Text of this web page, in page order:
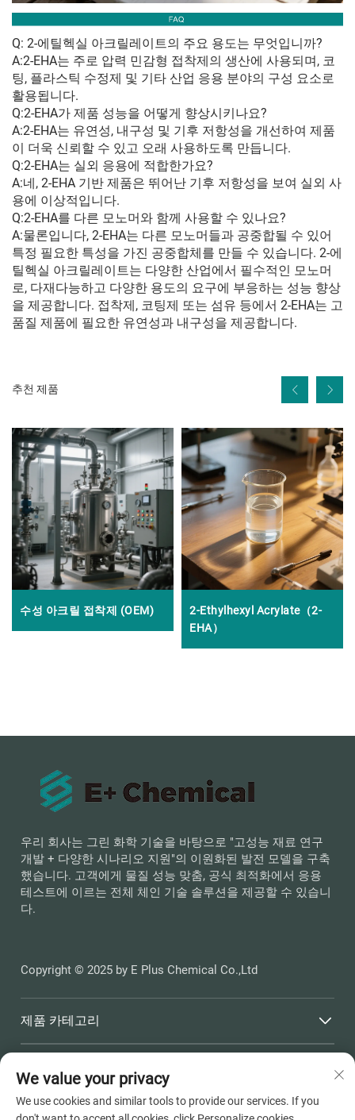
Q: 2-에틸헥실 아크릴레이트의 주요 용도는 무엇입니까?
A:2-EHA는 주로 압력 민감형 접착제의 생산에 사용되며, 코
팅, 플라스틱 수정제 및 기타 산업 응용 분야의 구성 요소로
활용됩니다.
Q:2-EHA가 제품 성능을 어떻게 향상시키나요?
A:2-EHA는 유연성, 내구성 및 기후 저항성을 개선하여 제품
이 더욱 신뢰할 수 있고 오래 사용하도록 만듭니다.
Q:2-EHA는 실외 응용에 적합한가요?
A:네, 2-EHA 기반 제품은 뛰어난 기후 저항성을 보여 실외 사
용에 이상적입니다.
Q:2-EHA를 다른 모노머와 함께 사용할 수 있나요?
A:물론입니다, 2-EHA는 다른 모노머들과 공중합될 수 있어
특정 필요한 특성을 가진 공중합체를 만들 수 있습니다. 2-에
틸헥실 아크릴레이트는 다양한 산업에서 필수적인 모노머
로, 다재다능하고 다양한 용도의 요구에 부응하는 성능 향상
을 제공합니다. 접착제, 코팅제 또는 섬유 등에서 2-EHA는 고
품질 제품에 필요한 유연성과 내구성을 제공합니다.
추천 제품
수성 아크릴 접착제 (OEM)
2-Ethylhexyl Acrylate（2-
EHA）
우리 회사는 그린 화학 기술을 바탕으로 "고성능 재료 연구
개발 + 다양한 시나리오 지원"의 이원화된 발전 모델을 구축
했습니다. 고객에게 물질 성능 맞춤, 공식 최적화에서 응용
테스트에 이르는 전체 체인 기술 솔루션을 제공할 수 있습니
다.
Copyright © 2025 by E Plus Chemical Co.,Ltd
제품 카테고리
연락처 정보
We value your privacy
We use cookies and similar tools to provide our services. If you